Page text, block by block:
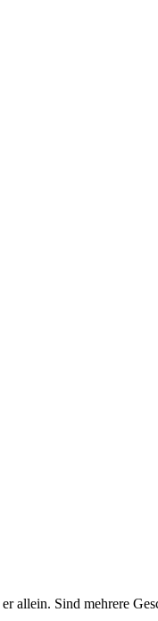
allein. Sind mehrere